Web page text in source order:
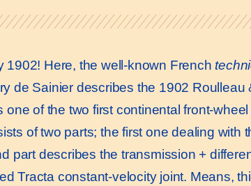
1902! Here, the well-known French
de Sainier describes the 1902 Roulleau
one of the two first continental front-
of two parts; the first one dealing with
part describes the transmission +
Tracta constant-velocity joint. Means,